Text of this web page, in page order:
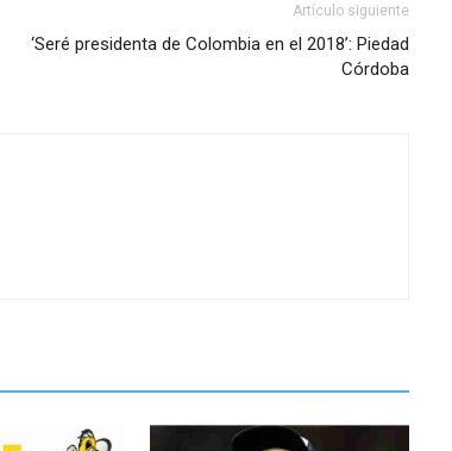
Artículo siguiente
‘Seré presidenta de Colombia en el 2018’: Piedad
Córdoba